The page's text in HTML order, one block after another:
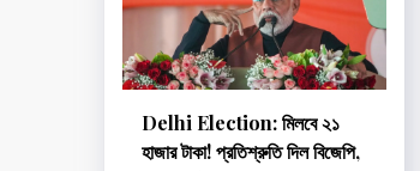
Delhi Election: মিলবে ২১
হাজার টাকা! প্রতিশ্রুতি দিল বিজেপি,